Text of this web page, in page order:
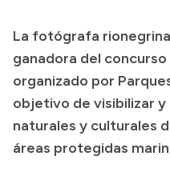
Transparencia
Inversión en Salud
Licitaciones
Consulta de
La fotógrafa
ganadora del concurso
organizado por
objetivo de visibilizar y
naturales y culturales
áreas protegidas